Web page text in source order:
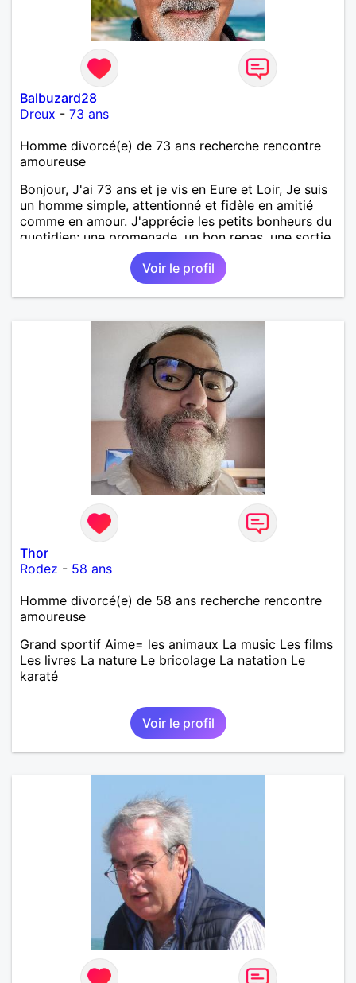
Balbuzard28
Dreux - 73 ans
Homme divorcé(e) de 73 ans recherche rencontre
amoureuse
Bonjour, J'ai 73 ans et je vis en Eure et Loir, Je suis
un homme simple, attentionné et fidèle en amitié
comme en amour. J'apprécie les petits bonheurs du
quotidien; une promenade, un bon repas, une sortie,
une discision agréable ou un moment de détente à
deux. Je souhaite rencontrer une femme douce,
honnête et bienveillante, avec qui partager des
moments de complicité, de rire et de confiance. Je
une belle amitié et qu'il n'est jamais trop tard pour
écrire une nouvelle histoire. Si vous aimez les
échanges sincères, les valeurs de respect et de
simplicité, nous pourrions faire connaissance autour
d'un café suivi d'une balade, sans précipitation et
laisser le temps faire le reste. Au plaisir de vous lire.
Voir le profil
Thor
Rodez - 58 ans
Homme divorcé(e) de 58 ans recherche rencontre
amoureuse
Grand sportif Aime= les animaux La music Les films
Les livres La nature Le bricolage La natation Le
karaté
Voir le profil